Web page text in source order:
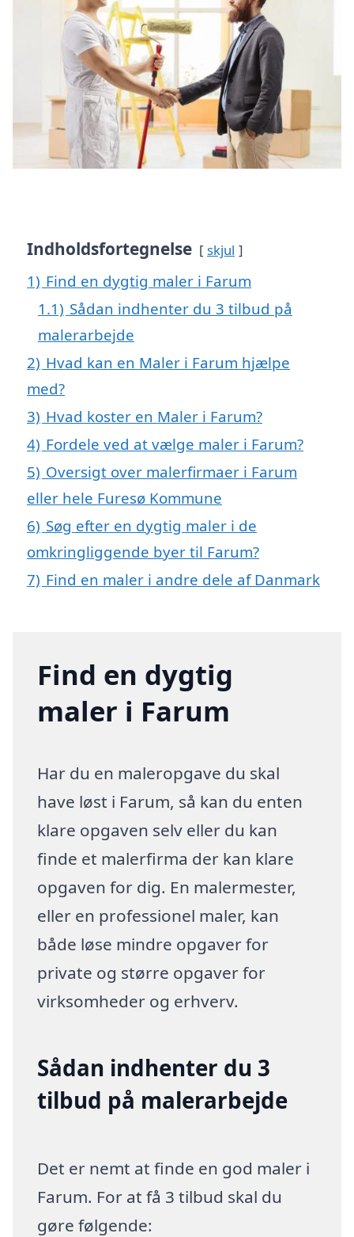
Indholdsfortegnelse skjul
1) Find en dygtig maler i Farum
1.1) Sådan indhenter du 3 tilbud på
malerarbejde
2) Hvad kan en Maler i Farum hjælpe
med?
3) Hvad koster en Maler i Farum?
4) Fordele ved at vælge maler i Farum?
5) Oversigt over malerfirmaer i Farum
eller hele Furesø Kommune
6) Søg efter en dygtig maler i de
omkringliggende byer til Farum?
7) Find en maler i andre dele af Danmark
Find en dygtig
maler i Farum
Har du en maleropgave du skal
have løst i Farum, så kan du enten
klare opgaven selv eller du kan
finde et malerfirma der kan klare
opgaven for dig. En malermester,
eller en professionel maler, kan
både løse mindre opgaver for
private og større opgaver for
virksomheder og erhverv.
Sådan indhenter du 3
tilbud på malerarbejde
Det er nemt at finde en god maler i
Farum. For at få 3 tilbud skal du
gøre følgende: